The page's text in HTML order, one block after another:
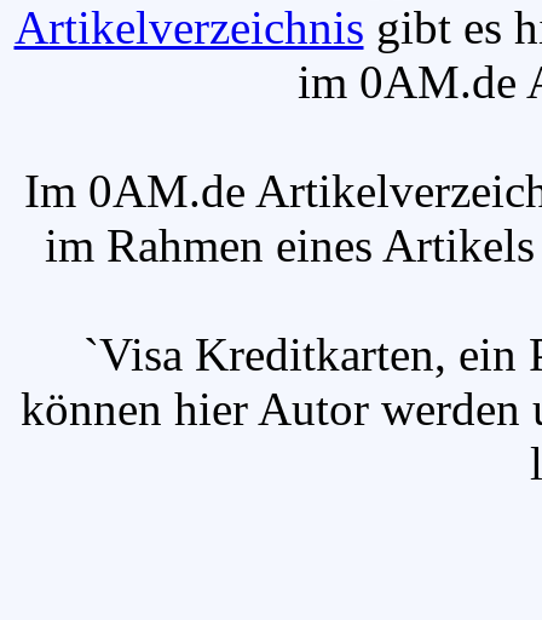
Artikelverzeichnis gibt es
im 0AM.de
Im 0AM.de
im Rahmen eines
`Visa Kreditkarten, ein
können hier Autor